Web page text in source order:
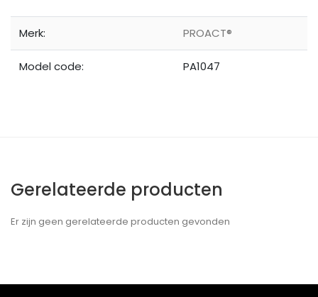
Merk: PROACT®
Model code: PA1047
Gerelateerde producten
Er zijn geen gerelateerde producten gevonden